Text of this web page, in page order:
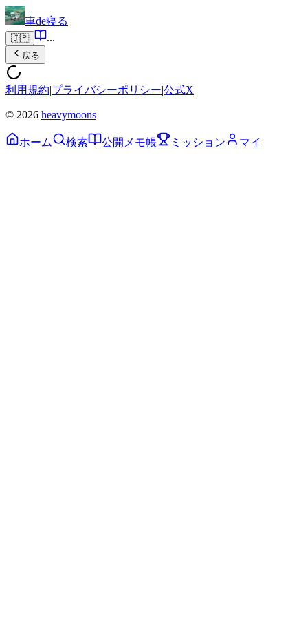
車de寝る
🇯🇵 ...
戻る
利用規約|プライバシーポリシー|公式X
© 2026 heavymoons
ホーム 検索 公開メモ帳 ミッション マイ